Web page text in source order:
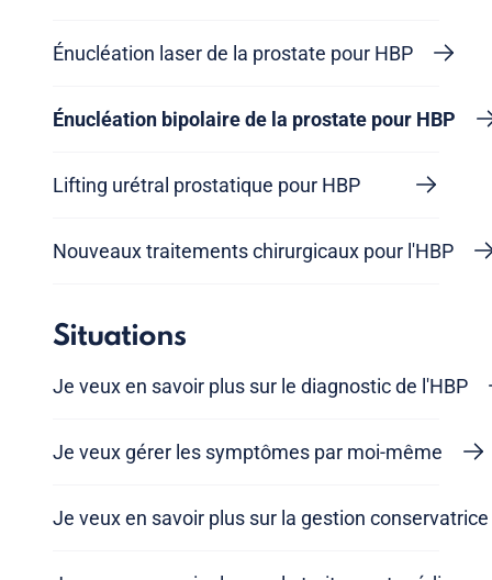
Énucléation laser de la prostate pour HBP
Énucléation bipolaire de la prostate pour HBP
Lifting urétral prostatique pour HBP
Nouveaux traitements chirurgicaux pour l'HBP
Situations
Je veux en savoir plus sur le diagnostic de l'HBP
Je veux gérer les symptômes par moi-même
Je veux en savoir plus sur la gestion conservatrice